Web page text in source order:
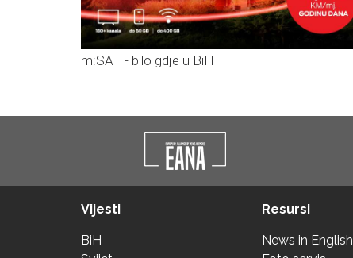
m:SAT - bilo gdje u BiH
Vijesti
BiH
Resursi
News in English